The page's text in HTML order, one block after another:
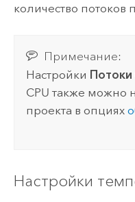
количество потоков
Примечание:
Настройки Потоки
CPU также можно
проекта в опциях
Настройки